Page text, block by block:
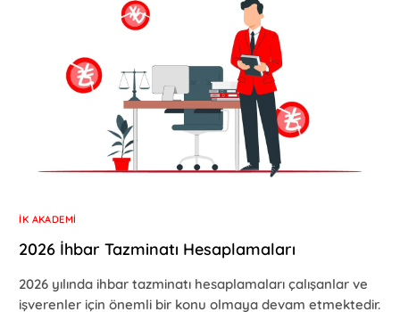
İK AKADEMI
2026 İhbar Tazminatı Hesaplamaları
2026 yılında ihbar tazminatı hesaplamaları çalışanlar ve
işverenler için önemli bir konu olmaya devam etmektedir.